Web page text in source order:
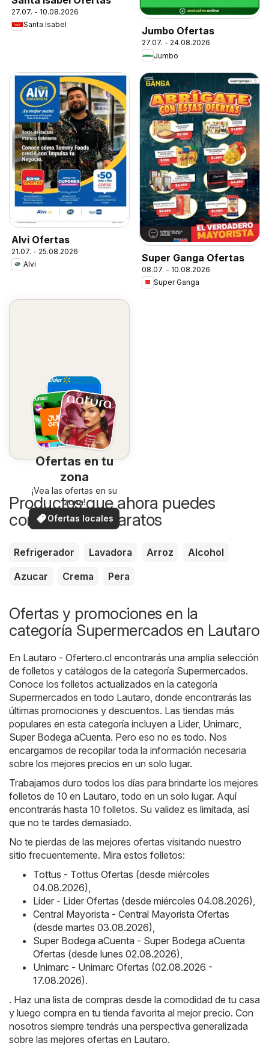
27.07. - 10.08.2026
Santa Isabel
Jumbo Ofertas
27.07. - 24.08.2026
Jumbo
Alvi Ofertas
21.07. - 25.08.2026
Alvi
Super Ganga Ofertas
08.07. - 10.08.2026
Super Ganga
Ofertas en tu
zona
¡Vea las ofertas en su
zona!
Ofertas locales
Productos que ahora puedes
comprar más baratos
Refrigerador Lavadora Arroz
Alcohol
Azucar
Crema Pera
Ofertas y promociones en la
categoría Supermercados en Lautaro
En Lautaro - Ofertero.cl encontrarás una amplia selección
de folletos y catálogos de la categoría Supermercados.
Conoce los folletos actualizados en la categoría
Supermercados en todo Lautaro, donde encontrarás las
últimas promociones y descuentos. Las tiendas más
populares en esta categoría incluyen a Lider, Unimarc
Super Bodega aCuenta. Pero eso no es todo. Nos
encargamos de recopilar toda la información necesaria
sobre los mejores precios en un solo lugar.
Trabajamos duro todos los días para brindarte los mejores
folletos de 10 en Lautaro, todo en un solo lugar. Aquí
encontrarás hasta 10 folletos. Su validez es limitada, así
que no te tardes demasiado.
No te pierdas de las mejores ofertas visitando nuestro
sitio frecuentemente. Mira estos folletos:
Tottus - Tottus Ofertas (desde miércoles
04.08.2026)
Lider - Lider Ofertas (desde miércoles 04.08.2026)
Central Mayorista - Central Mayorista Ofertas
(desde martes 03.08.2026)
Super Bodega aCuenta - Super Bodega aCuenta
Ofertas (desde lunes 02.08.2026)
Unimarc - Unimarc Ofertas (02.08.2026 -
17.08.2026).
. Haz una lista de compras desde la comodidad de tu casa
y luego compra en tu tienda favorita al mejor precio. Con
nosotros siempre tendrás una perspectiva generalizada
sobre las mejores ofertas en Lautaro.